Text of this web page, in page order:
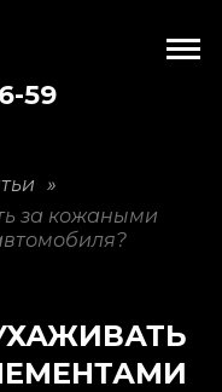
59
»
за кожаными